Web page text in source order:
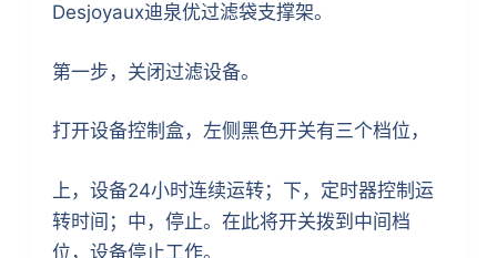
Desjoyaux迪泉优过滤袋支撑架。
第一步，关闭过滤设备。
打开设备控制盒，左侧黑色开关有三个档位，
上，设备24小时连续运转；下，定时器控制运
转时间；中，停止。在此将开关拨到中间档
位，设备停止工作。